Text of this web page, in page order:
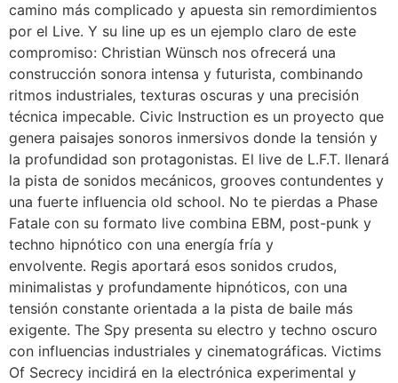
camino más complicado y apuesta sin remordimientos
por el Live. Y su line up es un ejemplo claro de este
compromiso: Christian Wünsch nos ofrecerá una
construcción sonora intensa y futurista, combinando
ritmos industriales, texturas oscuras y una precisión
técnica impecable. Civic Instruction es un proyecto que
genera paisajes sonoros inmersivos donde la tensión y
la profundidad son protagonistas. El live de L.F.T. llenará
la pista de sonidos mecánicos, grooves contundentes y
una fuerte influencia old school. No te pierdas a Phase
Fatale con su formato live combina EBM, post-punk y
techno hipnótico con una energía fría y
envolvente. Regis aportará esos sonidos crudos,
minimalistas y profundamente hipnóticos, con una
tensión constante orientada a la pista de baile más
exigente. The Spy presenta su electro y techno oscuro
con influencias industriales y cinematográficas. Victims
Of Secrecy incidirá en la electrónica experimental y